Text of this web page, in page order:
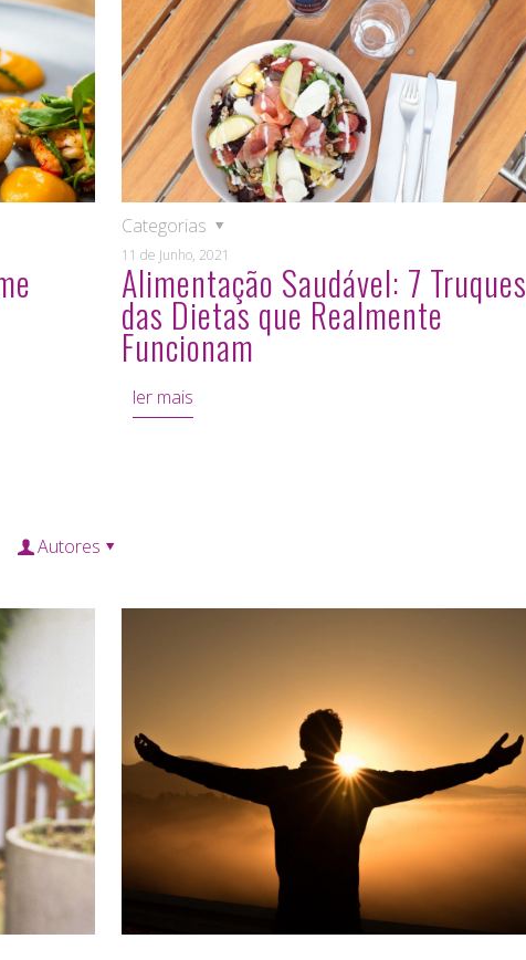
11 de Junho, 2021
Categorias
Alimentação Saudável: 7 Truques
das Dietas que Realmente
Funcionam
ler mais
Autores